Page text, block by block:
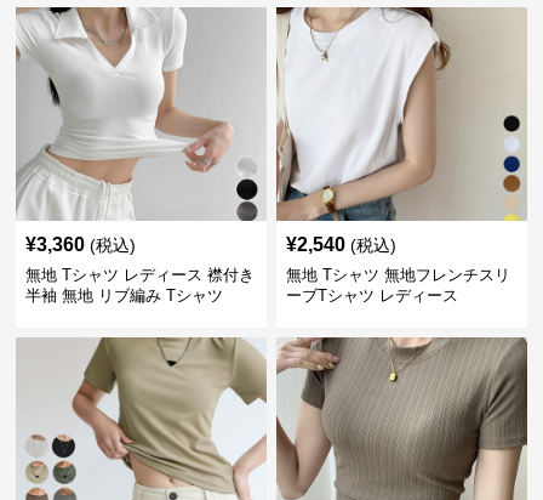
¥3,360 (税込)
無地 Tシャツ レディース 襟付き
半袖 無地 リブ編み Tシャツ
¥2,540 (税込)
無地 Tシャツ 無地フレンチスリ
ーブTシャツ レディース